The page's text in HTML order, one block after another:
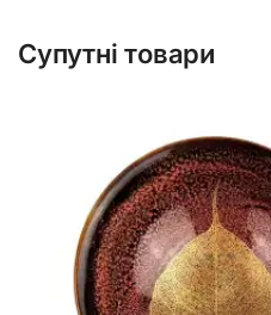
Супутні товари